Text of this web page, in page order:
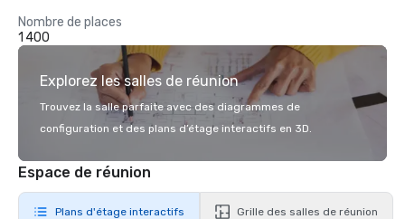
Nombre de places
1 400
Explorez les salles de réunion
Trouvez la salle parfaite avec des diagrammes de
configuration et des plans d’étage interactifs en 3D.
Espace de réunion
Plans d'étage interactifs Grille des salles de réunion